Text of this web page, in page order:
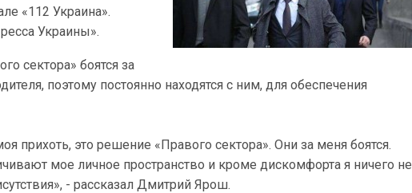
«112 Украина».
Украины».
сектора» боятся за
поэтому постоянно находятся с ним, для обеспечения
прихоть, это решение «Правого сектора». Они за меня боятся.
мое личное пространство и кроме дискомфорта я ничего не
- рассказал Дмитрий Ярош.